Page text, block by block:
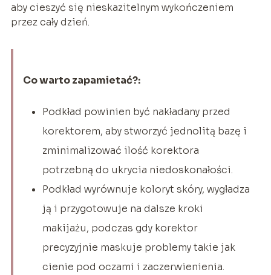
aby cieszyć się nieskazitelnym wykończeniem
przez cały dzień.
Co warto zapamietać?:
Podkład powinien być nakładany przed
korektorem, aby stworzyć jednolitą bazę i
zminimalizować ilość korektora
potrzebną do ukrycia niedoskonałości.
Podkład wyrównuje koloryt skóry, wygładza
ją i przygotowuje na dalsze kroki
makijażu, podczas gdy korektor
precyzyjnie maskuje problemy takie jak
cienie pod oczami i zaczerwienienia.